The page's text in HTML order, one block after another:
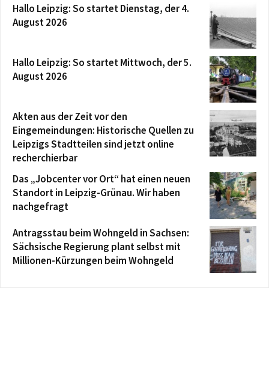
Hallo Leipzig: So startet Dienstag, der 4.
August 2026
Hallo Leipzig: So startet Mittwoch, der 5.
August 2026
Akten aus der Zeit vor den
Eingemeindungen: Historische Quellen zu
Leipzigs Stadtteilen sind jetzt online
recherchierbar
Das „Jobcenter vor Ort“ hat einen neuen
Standort in Leipzig-Grünau. Wir haben
nachgefragt
Antragsstau beim Wohngeld in Sachsen:
Sächsische Regierung plant selbst mit
Millionen-Kürzungen beim Wohngeld